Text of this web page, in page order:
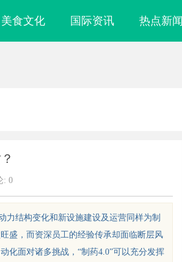
美食文化 国际资讯 热点新闻
: 0
力结构变化和新设施建设及运营同样为制
盛，而资深员工的经验传承却面临断层风
化面对诸多挑战，“制药4.0”可以充分发挥